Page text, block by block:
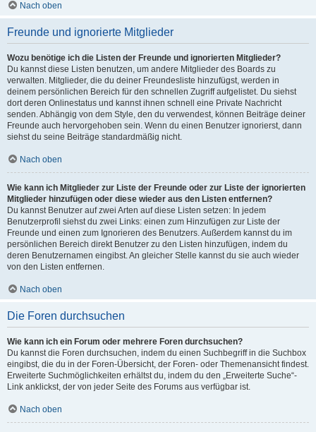
Nach oben
Freunde und ignorierte Mitglieder
Wozu benötige ich die Listen der Freunde und ignorierten Mitglieder?
Du kannst diese Listen benutzen, um andere Mitglieder des Boards zu
verwalten. Mitglieder, die du deiner Freundesliste hinzufügst, werden in
deinem persönlichen Bereich für den schnellen Zugriff aufgelistet. Du siehst
dort deren Onlinestatus und kannst ihnen schnell eine Private Nachricht
senden. Abhängig von dem Style, den du verwendest, können Beiträge deiner
Freunde auch hervorgehoben sein. Wenn du einen Benutzer ignorierst, dann
siehst du seine Beiträge standardmäßig nicht.
Nach oben
Wie kann ich Mitglieder zur Liste der Freunde oder zur Liste der ignorierten
Mitglieder hinzufügen oder diese wieder aus den Listen entfernen?
Du kannst Benutzer auf zwei Arten auf diese Listen setzen: In jedem
Benutzerprofil siehst du zwei Links: einen zum Hinzufügen zur Liste der
Freunde und einen zum Ignorieren des Benutzers. Außerdem kannst du im
persönlichen Bereich direkt Benutzer zu den Listen hinzufügen, indem du
deren Benutzernamen eingibst. An gleicher Stelle kannst du sie auch wieder
von den Listen entfernen.
Nach oben
Die Foren durchsuchen
Wie kann ich ein Forum oder mehrere Foren durchsuchen?
Du kannst die Foren durchsuchen, indem du einen Suchbegriff in die Suchbox
eingibst, die du in der Foren-Übersicht, der Foren- oder Themenansicht findest.
Erweiterte Suchmöglichkeiten erhältst du, indem du den „Erweiterte Suche“-
Link anklickst, der von jeder Seite des Forums aus verfügbar ist.
Nach oben